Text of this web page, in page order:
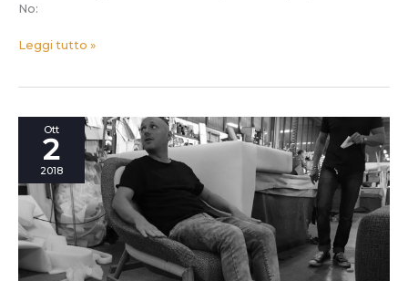
No:
Leggi tutto »
Ott
2
2018
Intervista
designer
Lagravinese
Studio
+
Filippo
Berto,